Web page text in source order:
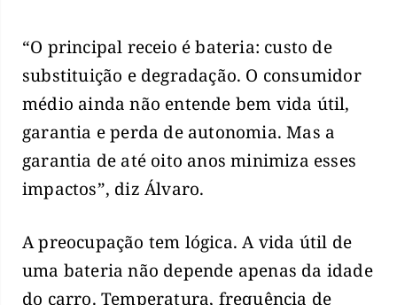
“O principal receio é bateria: custo de
substituição e degradação. O consumidor
médio ainda não entende bem vida útil,
garantia e perda de autonomia. Mas a
garantia de até oito anos minimiza esses
impactos”, diz Álvaro.
A preocupação tem lógica. A vida útil de
uma bateria não depende apenas da idade
do carro. Temperatura, frequência de